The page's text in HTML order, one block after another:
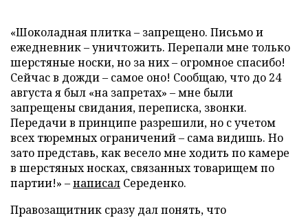
«Шоколадная плитка – запрещено. Письмо и
ежедневник – уничтожить. Перепали мне только
шерстяные носки, но за них – огромное спасибо!
Сейчас в дожди – самое оно! Сообщаю, что до 24
августа я был «на запретах» – мне были
запрещены свидания, переписка, звонки.
Передачи в принципе разрешили, но с учетом
всех тюремных ограничений – сама видишь. Но
зато представь, как весело мне ходить по камере
в шерстяных носках, связанных товарищем по
партии!» –написал Середенко.
Правозащитник сразу дал понять, что